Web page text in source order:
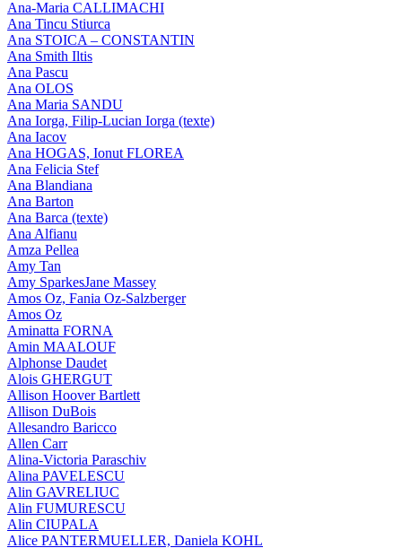
Ana-Maria CALLIMACHI
Ana Tincu Stiurca
Ana STOICA – CONSTANTIN
Ana Smith Iltis
Ana Pascu
Ana OLOS
Ana Maria SANDU
Ana Iorga, Filip-Lucian Iorga (texte)
Ana Iacov
Ana HOGAS, Ionut FLOREA
Ana Felicia Stef
Ana Blandiana
Ana Barton
Ana Barca (texte)
Ana Alfianu
Amza Pellea
Amy Tan
Amy SparkesJane Massey
Amos Oz, Fania Oz-Salzberger
Amos Oz
Aminatta FORNA
Amin MAALOUF
Alphonse Daudet
Alois GHERGUT
Allison Hoover Bartlett
Allison DuBois
Allesandro Baricco
Allen Carr
Alina-Victoria Paraschiv
Alina PAVELESCU
Alin GAVRELIUC
Alin FUMURESCU
Alin CIUPALA
Alice PANTERMUELLER, Daniela KOHL